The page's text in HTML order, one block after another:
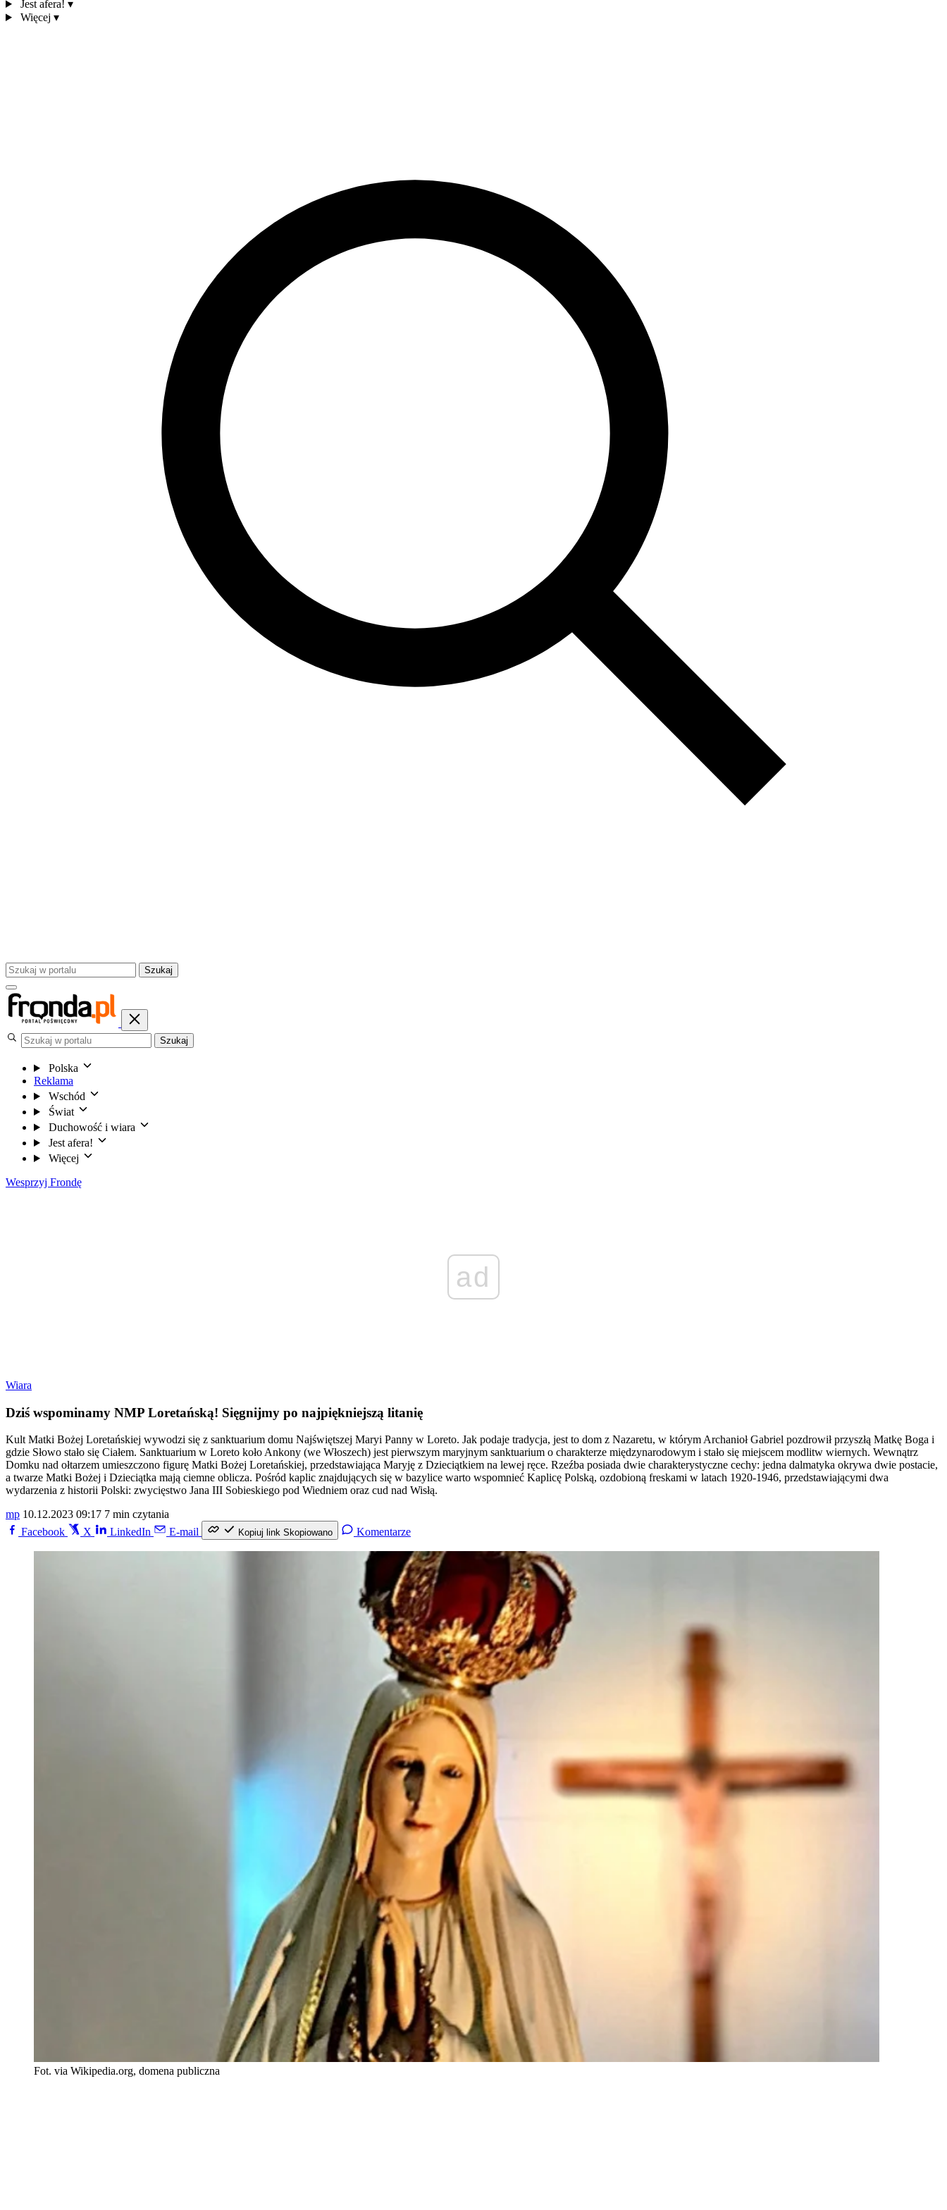
Jest afera! ▾
Więcej ▾
Szukaj
Szukaj
Polska
Reklama
Wschód
Świat
Duchowość i wiara
Jest afera!
Więcej
Wesprzyj Frondę
ad
Wiara
Dziś wspominamy NMP Loretańską! Sięgnijmy po najpiękniejszą litanię
Kult Matki Bożej Loretańskiej wywodzi się z sanktuarium domu Najświętszej Maryi Panny w Loreto. Jak podaje tradycja, jest to dom z Nazaretu, w którym Archanioł Gabriel pozdrowił przyszłą Matkę Boga i
gdzie Słowo stało się Ciałem. Sanktuarium w Loreto koło Ankony (we Włoszech) jest pierwszym maryjnym sanktuarium o charakterze międzynarodowym i stało się miejscem modlitw wiernych. Wewnątrz
Domku nad ołtarzem umieszczono figurę Matki Bożej Loretańskiej, przedstawiająca Maryję z Dzieciątkiem na lewej ręce. Rzeźba posiada dwie charakterystyczne cechy: jedna dalmatyka okrywa dwie postacie,
a twarze Matki Bożej i Dzieciątka mają ciemne oblicza. Pośród kaplic znajdujących się w bazylice warto wspomnieć Kaplicę Polską, ozdobioną freskami w latach 1920-1946, przedstawiającymi dwa
wydarzenia z historii Polski: zwycięstwo Jana III Sobieskiego pod Wiedniem oraz cud nad Wisłą.
mp 10.12.2023 09:17 7 min czytania
Facebook
X LinkedIn E-mail Kopiuj link Skopiowano Komentarze
Fot. via Wikipedia.org, domena publiczna